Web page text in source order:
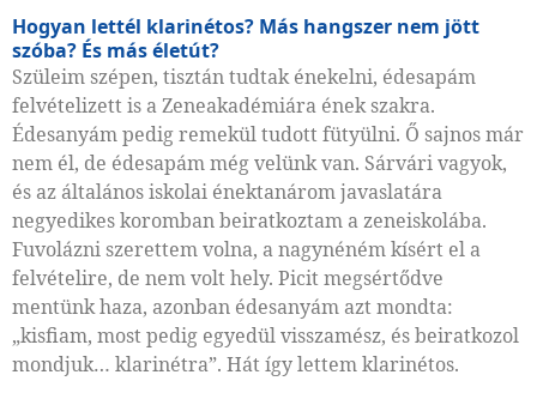
Hogyan lettél klarinétos? Más hangszer nem jött
szóba? És más életút?
Szüleim szépen, tisztán tudtak énekelni, édesapám
felvételizett is a Zeneakadémiára ének szakra.
Édesanyám pedig remekül tudott fütyülni. Ő sajnos már
nem él, de édesapám még velünk van. Sárvári vagyok,
és az általános iskolai énektanárom javaslatára
negyedikes koromban beiratkoztam a zeneiskolába.
Fuvolázni szerettem volna, a nagynéném kísért el a
felvételire, de nem volt hely. Picit megsértődve
mentünk haza, azonban édesanyám azt mondta:
„kisfiam, most pedig egyedül visszamész, és beiratkozol
mondjuk… klarinétra”. Hát így lettem klarinétos.